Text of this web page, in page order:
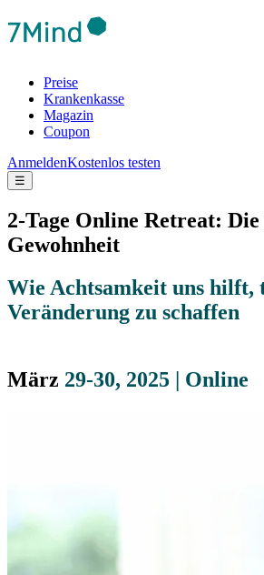
Preise
Krankenkasse
Magazin
Coupon
AnmeldenKostenlos testen
☰
2-Tage Online Retreat:
Gewohnheit
Wie Achtsamkeit uns hilft,
Veränderung zu schaffen
März 29-30, 2025 | Online